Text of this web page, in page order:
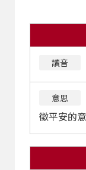
讀音
意思
徵平安的